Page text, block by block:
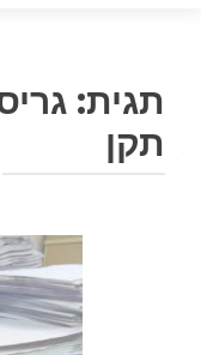
תגית:
תקן